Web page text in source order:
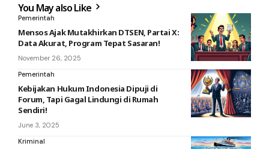
You May also Like
Pemerintah
Mensos Ajak Mutakhirkan DTSEN, Partai X:
Data Akurat, Program Tepat Sasaran!
November 26, 2025
Pemerintah
Kebijakan Hukum Indonesia Dipuji di
Forum, Tapi Gagal Lindungi di Rumah
Sendiri!
June 3, 2025
Kriminal